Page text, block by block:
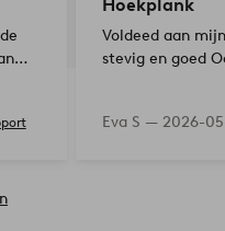
Hoekplank
Voldeed aan
stevig en goed
Eva S — 2026-